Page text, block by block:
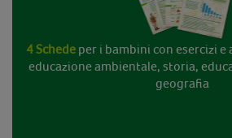
4 Schede per i bambini con esercizi
educazione ambientale, storia,
geografia